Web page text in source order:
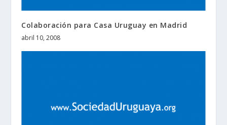
Colaboración para Casa Uruguay en Madrid
abril 10, 2008